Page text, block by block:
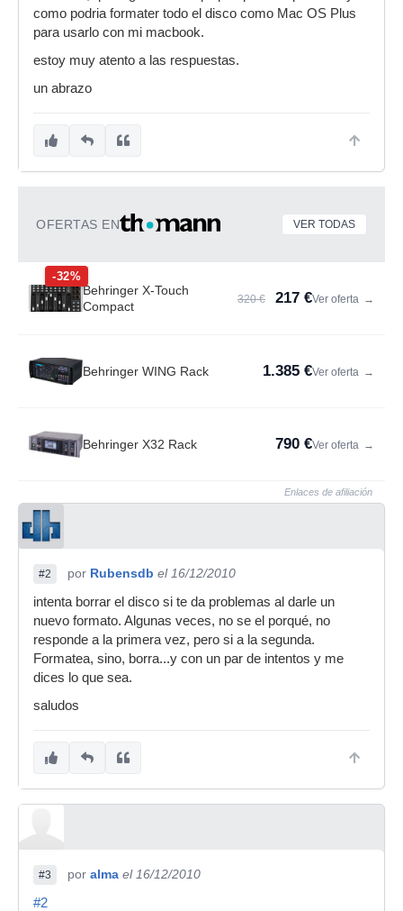
como podria formater todo el disco como Mac OS Plus
para usarlo con mi macbook.
estoy muy atento a las respuestas.
un abrazo
OFERTAS EN VER TODAS
-32%
Behringer X-Touch
Compact
320 € 217 €Ver oferta →
Behringer WING Rack 1.385 €Ver oferta →
Behringer X32 Rack 790 €Ver oferta →
Enlaces de afiliación
#2 por Rubensdb el 16/12/2010
intenta borrar el disco si te da problemas al darle un
nuevo formato. Algunas veces, no se el porqué, no
responde a la primera vez, pero si a la segunda.
Formatea, sino, borra...y con un par de intentos y me
dices lo que sea.
saludos
#3 por alma el 16/12/2010
#2